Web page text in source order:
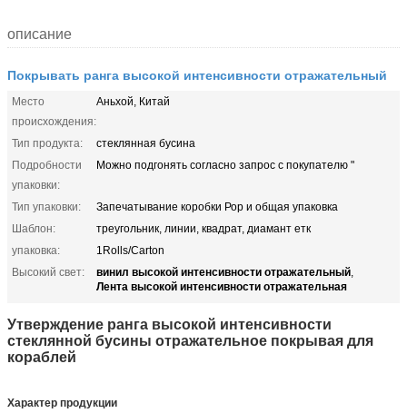
описание
Покрывать ранга высокой интенсивности отражательный
Место
происхождения:
Аньхой, Китай
Тип продукта:
стеклянная бусина
Подробности
упаковки:
Можно подгонять согласно запрос с покупателю "
Тип упаковки:
Запечатывание коробки Рор и общая упаковка
Шаблон:
треугольник, линии, квадрат, диамант етк
упаковка:
1Rolls/Carton
Высокий свет:
винил высокой интенсивности отражательный,
Лента высокой интенсивности отражательная
Утверждение ранга высокой интенсивности
стеклянной бусины отражательное покрывая для
кораблей
Характер продукции